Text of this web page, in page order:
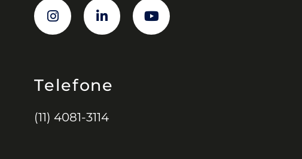
Telefone
(11) 4081-3114